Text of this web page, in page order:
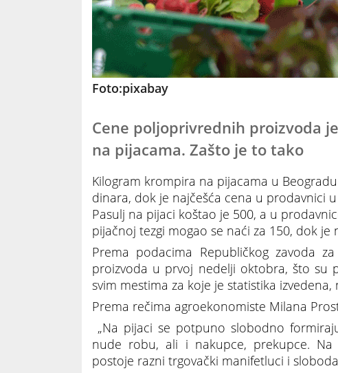
Foto:pixabay
Cene poljoprivrednih proizvoda
na pijacama. Zašto je to tako
Kilogram krompira na pijacama u
dinara, dok je najčešća cena u prodavnici
Pasulj na pijaci koštao je 500, a u
pijačnoj tezgi mogao se naći za 150, dok
Prema podacima Republičkog zavoda
proizvoda u prvoj nedelji oktobra, što su
svim mestima za koje je statistika
Prema rečima agroekonomiste Milana
„Na pijaci se potpuno slobodno
nude robu, ali i nakupce, prekupce.
postoje razni trgovački manifetluci i